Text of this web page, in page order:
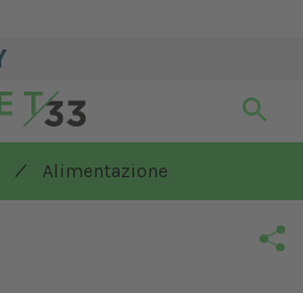
/ Alimentazione